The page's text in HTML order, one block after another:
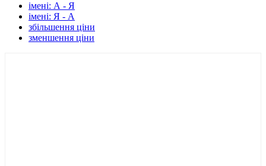
імені: А - Я
імені: Я - А
збільшення ціни
зменшення ціни